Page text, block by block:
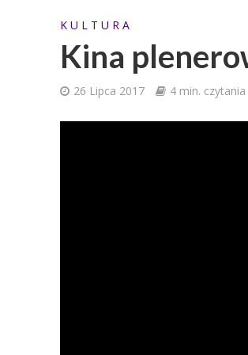
K U L T U R A
Kina
26 Lipca 2017 4 min. czytania